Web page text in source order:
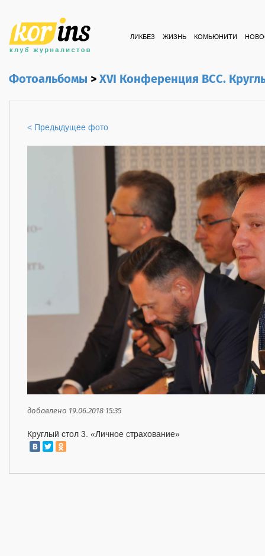
ЛИКБЕЗ ЖИЗНЬ КОМЬЮНИТИ
Фотоальбомы>XVI Конференция ВСС.
< Предыдущее фото
добавлено 19.06.2018 15:35
Круглый стол 3. «Личное страхование»